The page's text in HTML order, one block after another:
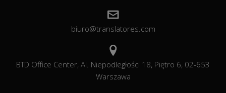
biuro@translatores.com
BTD Office Center, Al. Niepodległości 18, Piętro 6, 02-653
Warszawa